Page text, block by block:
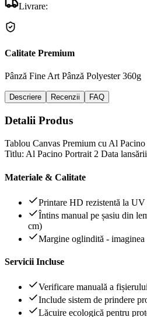
Livrare:
Calitate Premium
Pânză Fine Art Pânză Polyester 360g
Descriere Recenzii FAQ
Detalii Produs
Tablou Canvas Premium cu Al
Titlu: Al Pacino Portrait 2 Data
Materiale & Calitate
Printare HD rezistentă la UV
Întins manual pe șasiu din
cm)
Margine oglindită - imaginea
Servicii Incluse
Verificare manuală a
Include sistem de prindere
Lăcuire ecologică pentru